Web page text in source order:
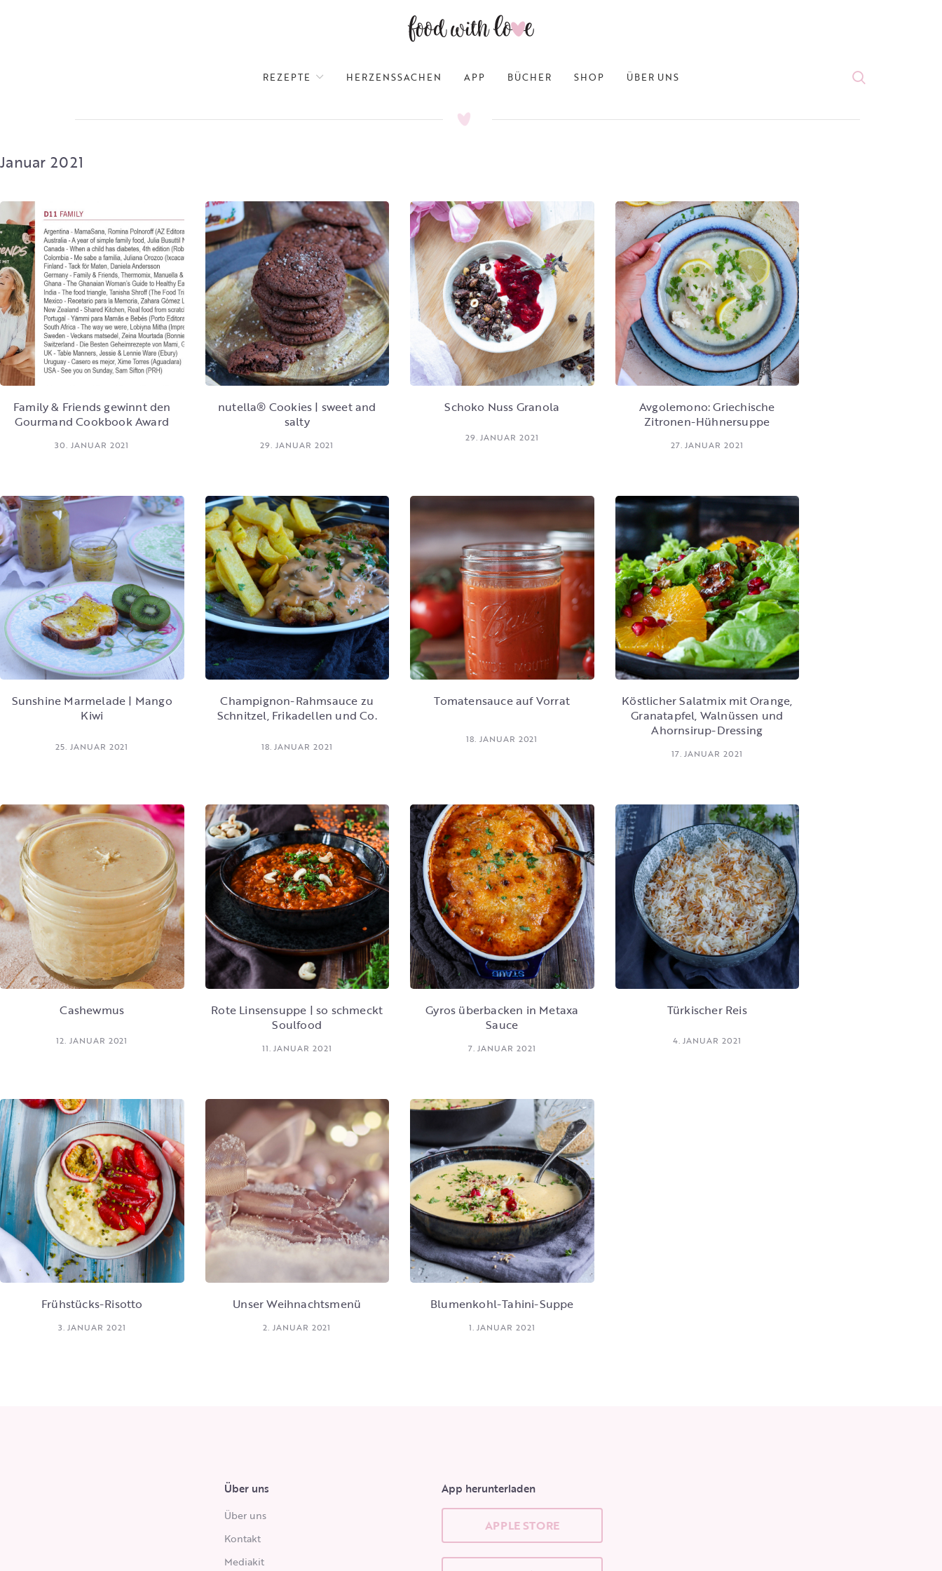
REZEPTE HERZENSSACHEN APP BÜCHER SHOP ÜBER UNS
Januar 2021
Family & Friends gewinnt den
Gourmand Cookbook Award
30. JANUAR 2021
nutella® Cookies | sweet and
salty
29. JANUAR 2021
Schoko Nuss Granola
29. JANUAR 2021
Avgolemono: Griechische
Zitronen-Hühnersuppe
27. JANUAR 2021
Sunshine Marmelade | Mango
Kiwi
25. JANUAR 2021
Champignon-Rahmsauce zu
Schnitzel, Frikadellen und Co.
18. JANUAR 2021
Tomatensauce auf Vorrat
18. JANUAR 2021
Köstlicher Salatmix mit Orange,
Granatapfel, Walnüssen und
Ahornsirup-Dressing
17. JANUAR 2021
Cashewmus
12. JANUAR 2021
Rote Linsensuppe | so schmeckt
Soulfood
11. JANUAR 2021
Gyros überbacken in Metaxa
Sauce
7. JANUAR 2021
Türkischer Reis
4. JANUAR 2021
Frühstücks-Risotto
3. JANUAR 2021
Unser Weihnachtsmenü
2. JANUAR 2021
Blumenkohl-Tahini-Suppe
1. JANUAR 2021
Über uns
Über uns
Kontakt
Mediakit
App herunterladen
APPLE STORE